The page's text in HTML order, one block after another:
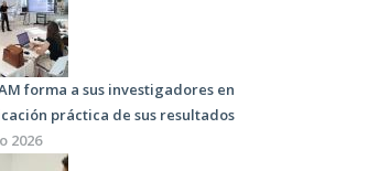
forma a sus investigadores en
práctica de sus resultados
2026